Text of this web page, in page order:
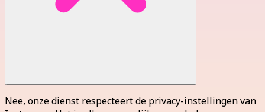
Nee, onze dienst respecteert de privacy-instellingen van